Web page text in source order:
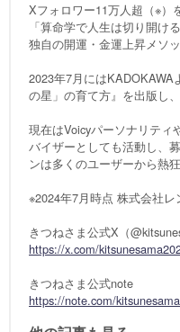
Xフォロワー11万人超（※）
「算命学で人生は切り開け
独自の開運・金運上昇メソッ
2023年7月には
の星」の育て方』を出版し
現在はVoicyパーソナリティ
バイザーとしても活動し、
ンは多くのユーザーから熱
※2024年7月時点 株式会社レ
きつねさま公式X（
https://x.com/
きつねさま公式note
https://note.com/kitsunesama